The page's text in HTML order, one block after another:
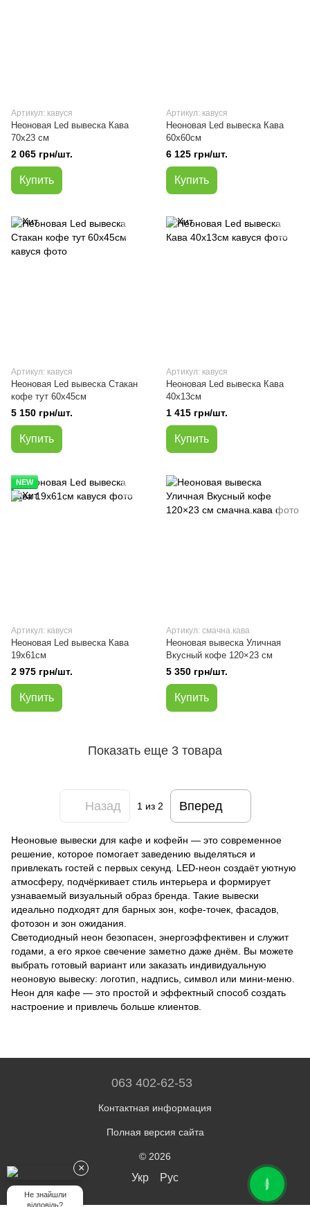
Артикул: кавуся
Неоновая Led вывеска Кава
70х23 см
2 065 грн/шт.
Купить
Артикул: кавуся
Неоновая Led вывеска Кава
60х60см
6 125 грн/шт.
Купить
Артикул: кавуся
Неоновая Led вывеска Стакан
кофе тут 60х45см
5 150 грн/шт.
Купить
Артикул: кавуся
Неоновая Led вывеска Кава
40х13см
1 415 грн/шт.
Купить
NEW
Артикул: кавуся
Неоновая Led вывеска Кава
19х61см
2 975 грн/шт.
Купить
Артикул: смачна.кава
Неоновая вывеска Уличная
Вкусный кофе 120×23 см
5 350 грн/шт.
Купить
Показать еще 3 товара
Назад 1 из 2 Вперед
Неоновые вывески для кафе и кофейн — это современное
решение, которое помогает заведению выделяться и
привлекать гостей с первых секунд. LED-неон создаёт уютную
атмосферу, подчёркивает стиль интерьера и формирует
узнаваемый визуальный образ бренда. Такие вывески
идеально подходят для барных зон, кофе-точек, фасадов,
фотозон и зон ожидания.
Светодиодный неон безопасен, энергоэффективен и служит
годами, а его яркое свечение заметно даже днём. Вы можете
выбрать готовый вариант или заказать индивидуальную
неоновую вывеску: логотип, надпись, символ или мини-меню.
Неон для кафе — это простой и эффектный способ создать
настроение и привлечь больше клиентов.
063 402-62-53
Контактная информация
Полная версия сайта
© 2026
Укр Рус
×
Не знайшли
відповідь?
ОНЛАЙН ЧАТ